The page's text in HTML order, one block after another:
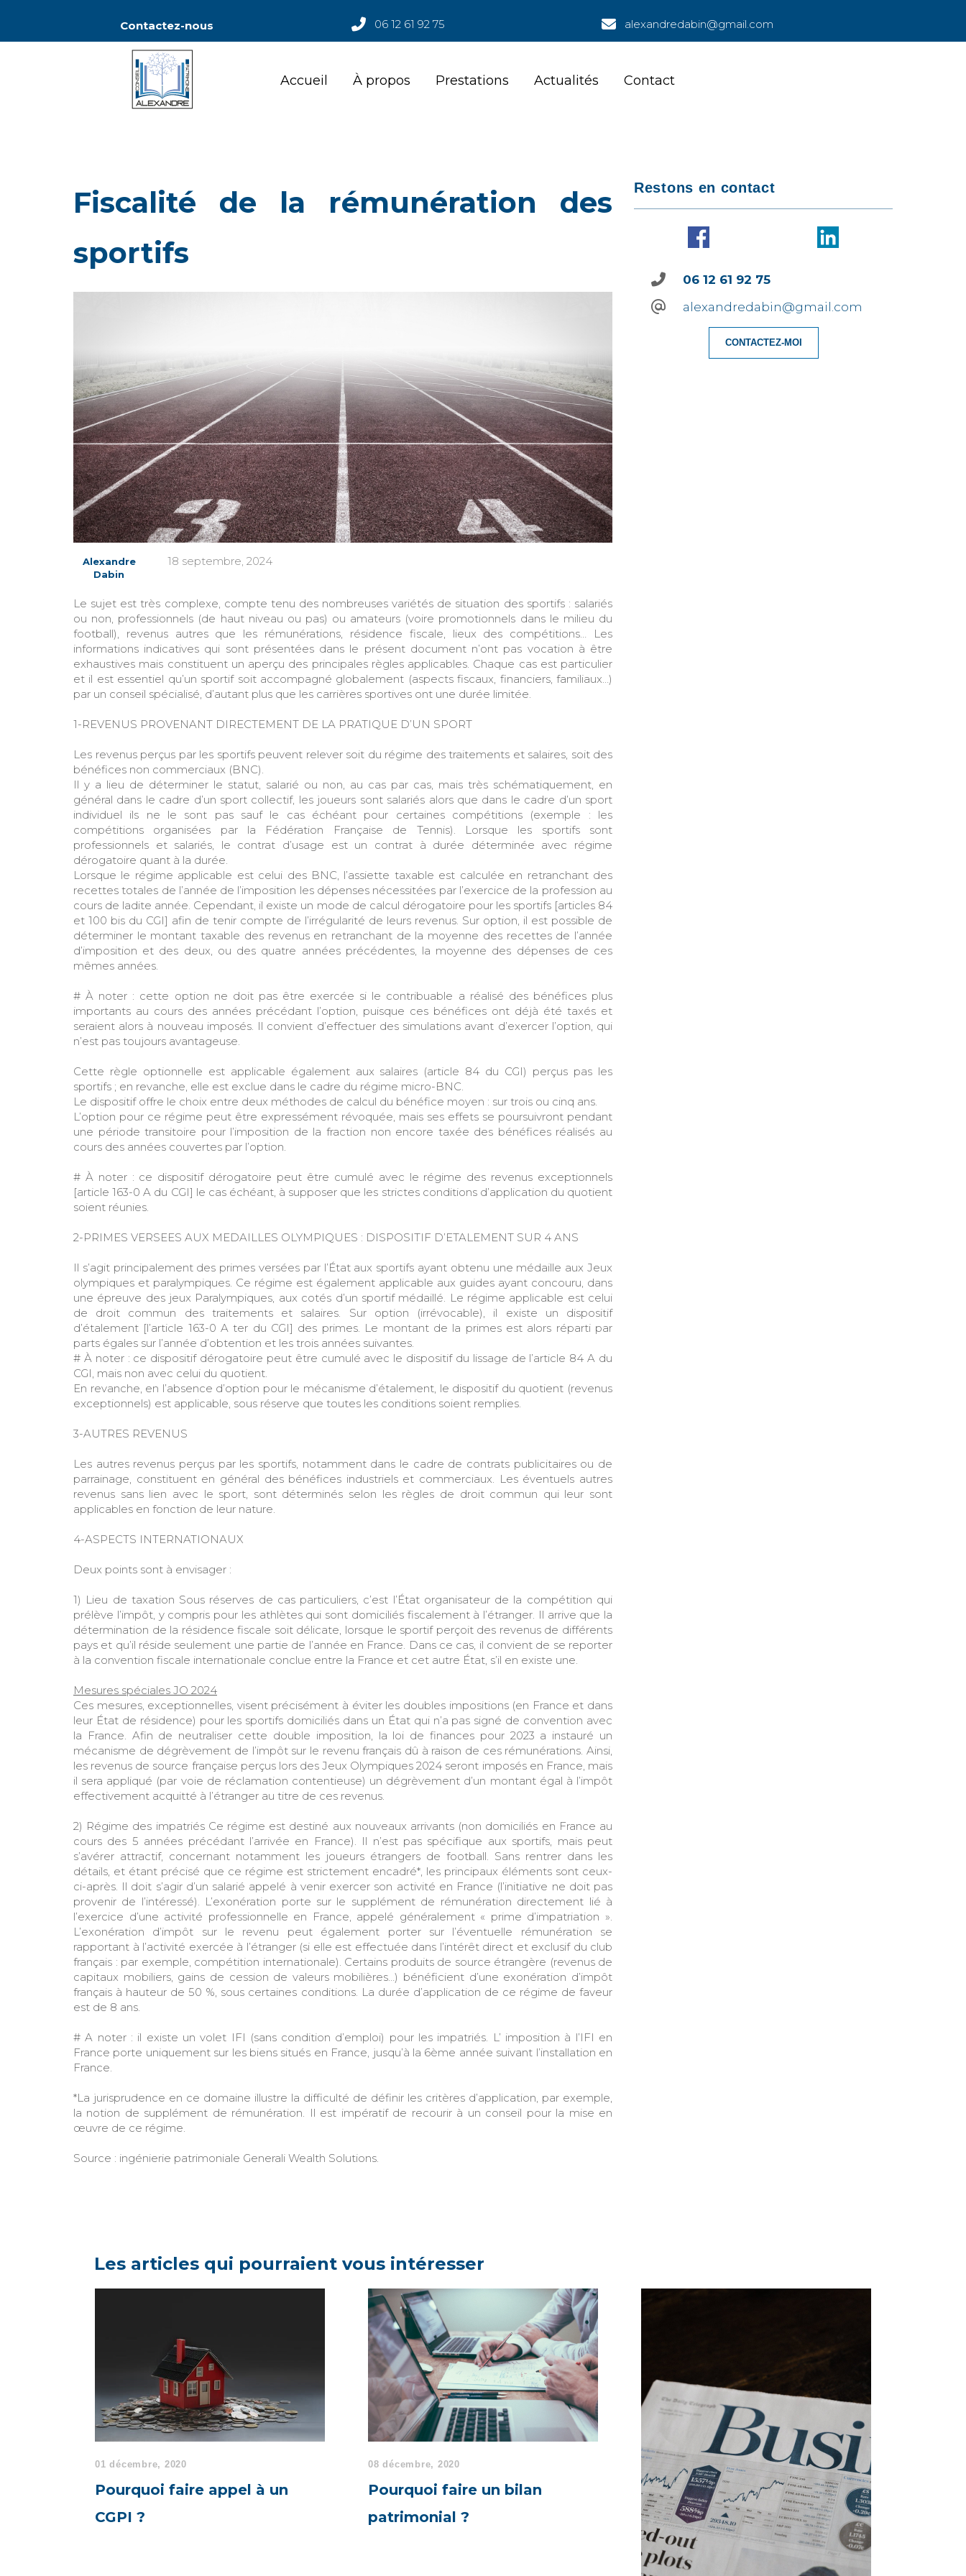
Contactez-nous 06 12 61 92 75 alexandredabin@gmail.com
Accueil À propos Prestations Actualités Contact
Fiscalité de la rémunération des
sportifs
Alexandre
Dabin
18 septembre, 2024
Le sujet est très complexe, compte tenu des nombreuses variétés de situation des sportifs : salariés
ou non, professionnels (de haut niveau ou pas) ou amateurs (voire promotionnels dans le milieu du
football), revenus autres que les rémunérations, résidence fiscale, lieux des compétitions… Les
informations indicatives qui sont présentées dans le présent document n’ont pas vocation à être
exhaustives mais constituent un aperçu des principales règles applicables. Chaque cas est particulier
et il est essentiel qu’un sportif soit accompagné globalement (aspects fiscaux, financiers, familiaux…)
par un conseil spécialisé, d’autant plus que les carrières sportives ont une durée limitée.
1-REVENUS PROVENANT DIRECTEMENT DE LA PRATIQUE D’UN SPORT
Les revenus perçus par les sportifs peuvent relever soit du régime des traitements et salaires, soit des
bénéfices non commerciaux (BNC).
Il y a lieu de déterminer le statut, salarié ou non, au cas par cas, mais très schématiquement, en
général dans le cadre d’un sport collectif, les joueurs sont salariés alors que dans le cadre d’un sport
individuel ils ne le sont pas sauf le cas échéant pour certaines compétitions (exemple : les
compétitions organisées par la Fédération Française de Tennis). Lorsque les sportifs sont
professionnels et salariés, le contrat d’usage est un contrat à durée déterminée avec régime
dérogatoire quant à la durée.
Lorsque le régime applicable est celui des BNC, l’assiette taxable est calculée en retranchant des
recettes totales de l’année de l’imposition les dépenses nécessitées par l’exercice de la profession au
cours de ladite année. Cependant, il existe un mode de calcul dérogatoire pour les sportifs [articles 84
et 100 bis du CGI] afin de tenir compte de l’irrégularité de leurs revenus. Sur option, il est possible de
déterminer le montant taxable des revenus en retranchant de la moyenne des recettes de l’année
d’imposition et des deux, ou des quatre années précédentes, la moyenne des dépenses de ces
mêmes années.
# À noter : cette option ne doit pas être exercée si le contribuable a réalisé des bénéfices plus
importants au cours des années précédant l’option, puisque ces bénéfices ont déjà été taxés et
seraient alors à nouveau imposés. Il convient d’effectuer des simulations avant d’exercer l’option, qui
n’est pas toujours avantageuse.
Cette règle optionnelle est applicable également aux salaires (article 84 du CGI) perçus pas les
sportifs ; en revanche, elle est exclue dans le cadre du régime micro-BNC.
Le dispositif offre le choix entre deux méthodes de calcul du bénéfice moyen : sur trois ou cinq ans.
L’option pour ce régime peut être expressément révoquée, mais ses effets se poursuivront pendant
une période transitoire pour l’imposition de la fraction non encore taxée des bénéfices réalisés au
cours des années couvertes par l’option.
# À noter : ce dispositif dérogatoire peut être cumulé avec le régime des revenus exceptionnels
[article 163-0 A du CGI] le cas échéant, à supposer que les strictes conditions d’application du quotient
soient réunies.
2-PRIMES VERSEES AUX MEDAILLES OLYMPIQUES : DISPOSITIF D’ETALEMENT SUR 4 ANS
Il s’agit principalement des primes versées par l’État aux sportifs ayant obtenu une médaille aux Jeux
olympiques et paralympiques. Ce régime est également applicable aux guides ayant concouru, dans
une épreuve des jeux Paralympiques, aux cotés d’un sportif médaillé. Le régime applicable est celui
de droit commun des traitements et salaires. Sur option (irrévocable), il existe un dispositif
d’étalement [l’article 163-0 A ter du CGI] des primes. Le montant de la primes est alors réparti par
parts égales sur l’année d’obtention et les trois années suivantes.
# À noter : ce dispositif dérogatoire peut être cumulé avec le dispositif du lissage de l’article 84 A du
CGI, mais non avec celui du quotient.
En revanche, en l’absence d’option pour le mécanisme d’étalement, le dispositif du quotient (revenus
exceptionnels) est applicable, sous réserve que toutes les conditions soient remplies.
3-AUTRES REVENUS
Les autres revenus perçus par les sportifs, notamment dans le cadre de contrats publicitaires ou de
parrainage, constituent en général des bénéfices industriels et commerciaux. Les éventuels autres
revenus sans lien avec le sport, sont déterminés selon les règles de droit commun qui leur sont
applicables en fonction de leur nature.
4-ASPECTS INTERNATIONAUX
Deux points sont à envisager :
1) Lieu de taxation Sous réserves de cas particuliers, c’est l’État organisateur de la compétition qui
prélève l’impôt, y compris pour les athlètes qui sont domiciliés fiscalement à l’étranger. Il arrive que la
détermination de la résidence fiscale soit délicate, lorsque le sportif perçoit des revenus de différents
pays et qu’il réside seulement une partie de l’année en France. Dans ce cas, il convient de se reporter
à la convention fiscale internationale conclue entre la France et cet autre État, s’il en existe une.
Mesures spéciales JO 2024
Ces mesures, exceptionnelles, visent précisément à éviter les doubles impositions (en France et dans
leur État de résidence) pour les sportifs domiciliés dans un État qui n’a pas signé de convention avec
la France. Afin de neutraliser cette double imposition, la loi de finances pour 2023 a instauré un
mécanisme de dégrèvement de l’impôt sur le revenu français dû à raison de ces rémunérations. Ainsi,
les revenus de source française perçus lors des Jeux Olympiques 2024 seront imposés en France, mais
il sera appliqué (par voie de réclamation contentieuse) un dégrèvement d’un montant égal à l’impôt
effectivement acquitté à l’étranger au titre de ces revenus.
2) Régime des impatriés Ce régime est destiné aux nouveaux arrivants (non domiciliés en France au
cours des 5 années précédant l’arrivée en France). Il n’est pas spécifique aux sportifs, mais peut
s’avérer attractif, concernant notamment les joueurs étrangers de football. Sans rentrer dans les
détails, et étant précisé que ce régime est strictement encadré*, les principaux éléments sont ceux-
ci-après. Il doit s’agir d’un salarié appelé à venir exercer son activité en France (l’initiative ne doit pas
provenir de l’intéressé). L’exonération porte sur le supplément de rémunération directement lié à
l’exercice d’une activité professionnelle en France, appelé généralement « prime d’impatriation ».
L’exonération d’impôt sur le revenu peut également porter sur l’éventuelle rémunération se
rapportant à l’activité exercée à l’étranger (si elle est effectuée dans l’intérêt direct et exclusif du club
français : par exemple, compétition internationale). Certains produits de source étrangère (revenus de
capitaux mobiliers, gains de cession de valeurs mobilières…) bénéficient d’une exonération d’impôt
français à hauteur de 50 %, sous certaines conditions. La durée d’application de ce régime de faveur
est de 8 ans.
# A noter : il existe un volet IFI (sans condition d’emploi) pour les impatriés. L’ imposition à l’IFI en
France porte uniquement sur les biens situés en France, jusqu’à la 6ème année suivant l’installation en
France.
*La jurisprudence en ce domaine illustre la difficulté de définir les critères d’application, par exemple,
la notion de supplément de rémunération. Il est impératif de recourir à un conseil pour la mise en
œuvre de ce régime.
Source : ingénierie patrimoniale Generali Wealth Solutions.
Restons en contact
06 12 61 92 75
alexandredabin@gmail.com
CONTACTEZ-MOI
Les articles qui pourraient vous intéresser
01 décembre, 2020
Pourquoi faire appel à un
CGPI ?
08 décembre, 2020
Pourquoi faire un bilan
patrimonial ?
Accueil À propos Prestations Actualités Contact